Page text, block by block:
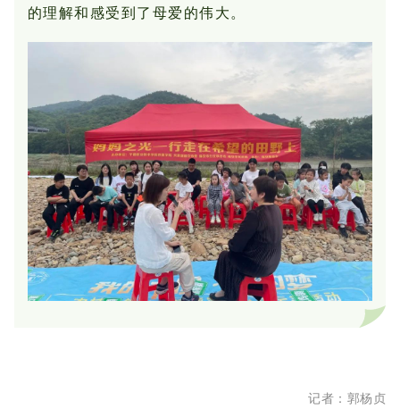
的理解和感受到了母爱的伟大。
记者：郭杨贞